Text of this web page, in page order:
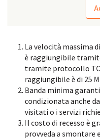
La velocità massima
è raggiungibile
tramite protocollo
raggiungibile è di 25
Banda minima
condizionata anche
visitati o i servizi
Il costo di recesso è
provveda a smontare